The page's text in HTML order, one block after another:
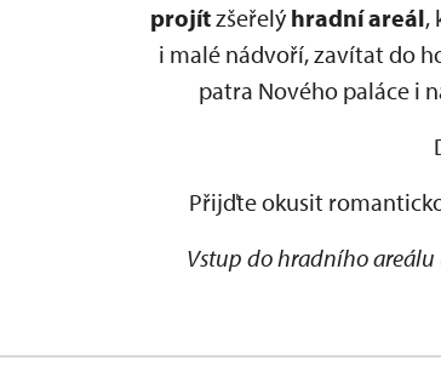
projítzšeřelý hradní areál,
i malé nádvoří, zavítat do
patra Nového paláce i
Přijďte okusit
Vstup do hradního areálu